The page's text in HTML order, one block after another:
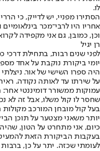
לו.
הסתירו מפניי, יש לדייק, כי
אחריו היו לרבי־מכר
וכן, כמובן, גם אני מקפידה
רן יגיל
יומי ביקורת נוקבת על אחד
היה ספרו השישי של אור.
על שירתו עד לאותה נקודה.
עמוקות ממשורר דומיננטי
שחסר לו קול משלו, אבל זה לא
בעל קול מובחן המורכב מקולות
יותר משאני מצטער על תוכן
כיום, אני מתחרט על הטון,
בעקבות הביקורת הזאת
לעומתי שכזה. יתר על כן,